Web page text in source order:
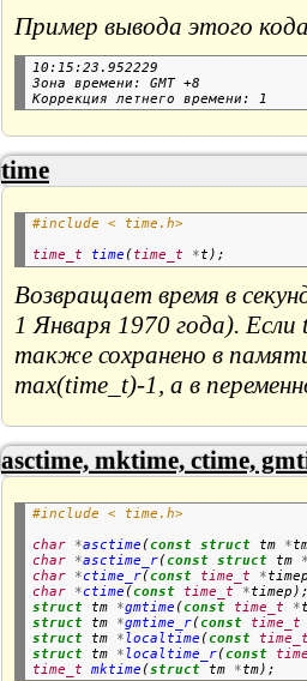
Пример вывода этого
10:15:23.952229
Зона времени: GMT +8
time
#include < time.h>
time_t
time ( time_t *
Возвращает время в
1 Января 1970 года).
также сохранено в
max(time_t)-1, а в
asctime, mktime, ctime,
#include < time.h>
char
*asctime (const struct tm *
char
*asctime_r(const struct tm
char
*ctime_r(const time_t *
char
*ctime (const time_t *
struct tm *gmtime (const time_t *
struct tm *gmtime_r(const
time_t
struct tm *localtime (const
struct tm *localtime_r(const
time_t
mktime (struct tm *